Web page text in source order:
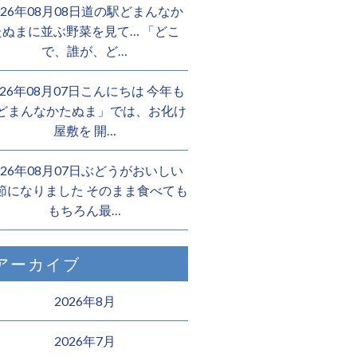
年08月08日道の駅どまんなか
ぬまに並ぶ野菜を見て… 「どこ
で、誰が、ど…
年08月07日こんにちは 今年も
まんなかたぬま」では、お化け
屋敷を 開…
年08月07日ぶどうがおいしい
になりました そのまま食べても
もちろん最…
ーカイブ
2026年8月
2026年7月